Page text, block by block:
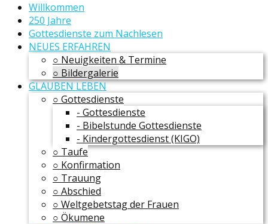
Willkommen
250 Jahre
Gottesdienste zum Nachlesen
NEUES ERFAHREN
○ Neuigkeiten & Termine
○ Bildergalerie
GLAUBEN LEBEN
○ Gottesdienste
- Gottesdienste
- Bibelstunde Gottesdienste
- Kindergottesdienst (KIGO)
○ Taufe
○ Konfirmation
○ Trauung
○ Abschied
○ Weltgebetstag der Frauen
○ Ökumene